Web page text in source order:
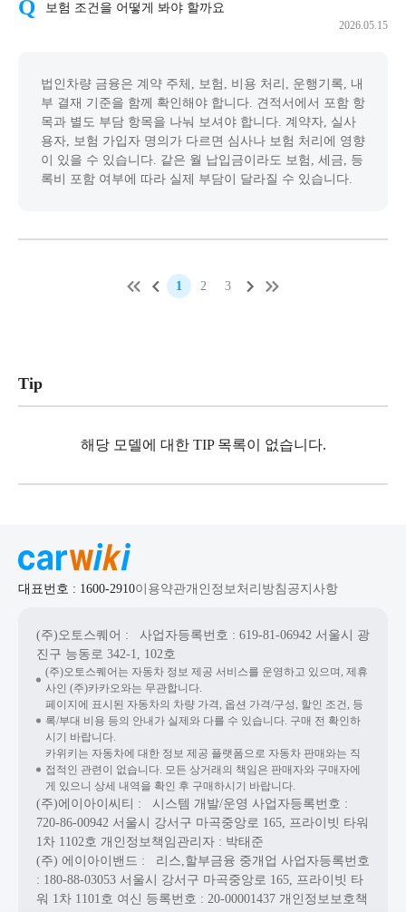
보험 조건을 어떻게 봐야 할까요
2026.05.15
법인차량 금융은 계약 주체, 보험, 비용 처리, 운행기록, 내
부 결재 기준을 함께 확인해야 합니다. 견적서에서 포함 항
목과 별도 부담 항목을 나눠 보셔야 합니다. 계약자, 실사
용자, 보험 가입자 명의가 다르면 심사나 보험 처리에 영향
이 있을 수 있습니다. 같은 월 납입금이라도 보험, 세금, 등
록비 포함 여부에 따라 실제 부담이 달라질 수 있습니다.
1 2 3
Tip
해당 모델에 대한 TIP 목록이 없습니다.
대표번호 : 1600-2910이용약관개인정보처리방침 공지사항
(주)오토스퀘어 : 사업자등록번호 : 619-81-06942 서울시 광
진구 능동로 342-1, 102호
(주)오토스퀘어는 자동차 정보 제공 서비스를 운영하고 있으며, 제휴
사인 (주)카카오와는 무관합니다.
페이지에 표시된 자동차의 차량 가격, 옵션 가격/구성, 할인 조건, 등
록/부대 비용 등의 안내가 실제와 다를 수 있습니다. 구매 전 확인하
시기 바랍니다.
카위키는 자동차에 대한 정보 제공 플랫폼으로 자동차 판매와는 직
접적인 관련이 없습니다. 모든 상거래의 책임은 판매자와 구매자에
게 있으니 상세 내역을 확인 후 구매하시기 바랍니다.
(주)에이아이씨티 : 시스템 개발/운영 사업자등록번호 :
720-86-00942 서울시 강서구 마곡중앙로 165, 프라이빗 타워
1차 1102호 개인정보책임관리자 : 박태준
(주) 에이아이밴드 : 리스,할부금융 중개업 사업자등록번호
: 180-88-03053 서울시 강서구 마곡중앙로 165, 프라이빗 타
워 1차 1101호 여신 등록번호 : 20-00001437 개인정보보호책